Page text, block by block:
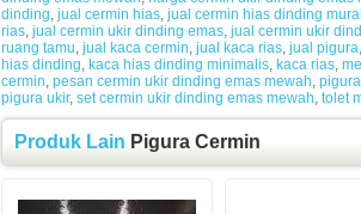
dinding jual cermin hias jual cermin hias dinding
rias jual cermin ukir dinding emas jual cermin ukir
ruang tamu jual kaca cermin jual kaca rias jual pigura
hias dinding kaca hias dinding minimalis kaca rias
cermin pesan cermin ukir dinding emas mewah
pigura ukir, set cermin ukir dinding emas mewah tolet
Produk Lain Pigura Cermin